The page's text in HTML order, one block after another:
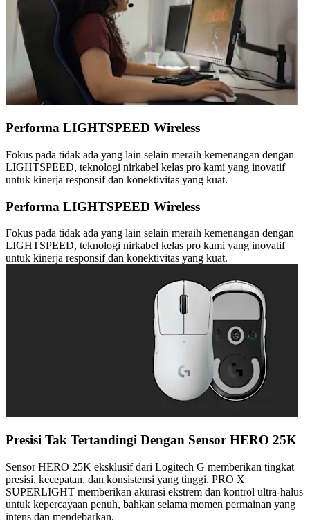
Performa LIGHTSPEED Wireless
Fokus pada tidak ada yang lain selain meraih kemenangan dengan
LIGHTSPEED, teknologi nirkabel kelas pro kami yang inovatif
untuk kinerja responsif dan konektivitas yang kuat.
Performa LIGHTSPEED Wireless
Fokus pada tidak ada yang lain selain meraih kemenangan dengan
LIGHTSPEED, teknologi nirkabel kelas pro kami yang inovatif
untuk kinerja responsif dan konektivitas yang kuat.
Presisi Tak Tertandingi Dengan Sensor HERO 25K
Sensor HERO 25K eksklusif dari Logitech G memberikan tingkat
presisi, kecepatan, dan konsistensi yang tinggi. PRO X
SUPERLIGHT memberikan akurasi ekstrem dan kontrol ultra-halus
untuk kepercayaan penuh, bahkan selama momen permainan yang
intens dan mendebarkan.